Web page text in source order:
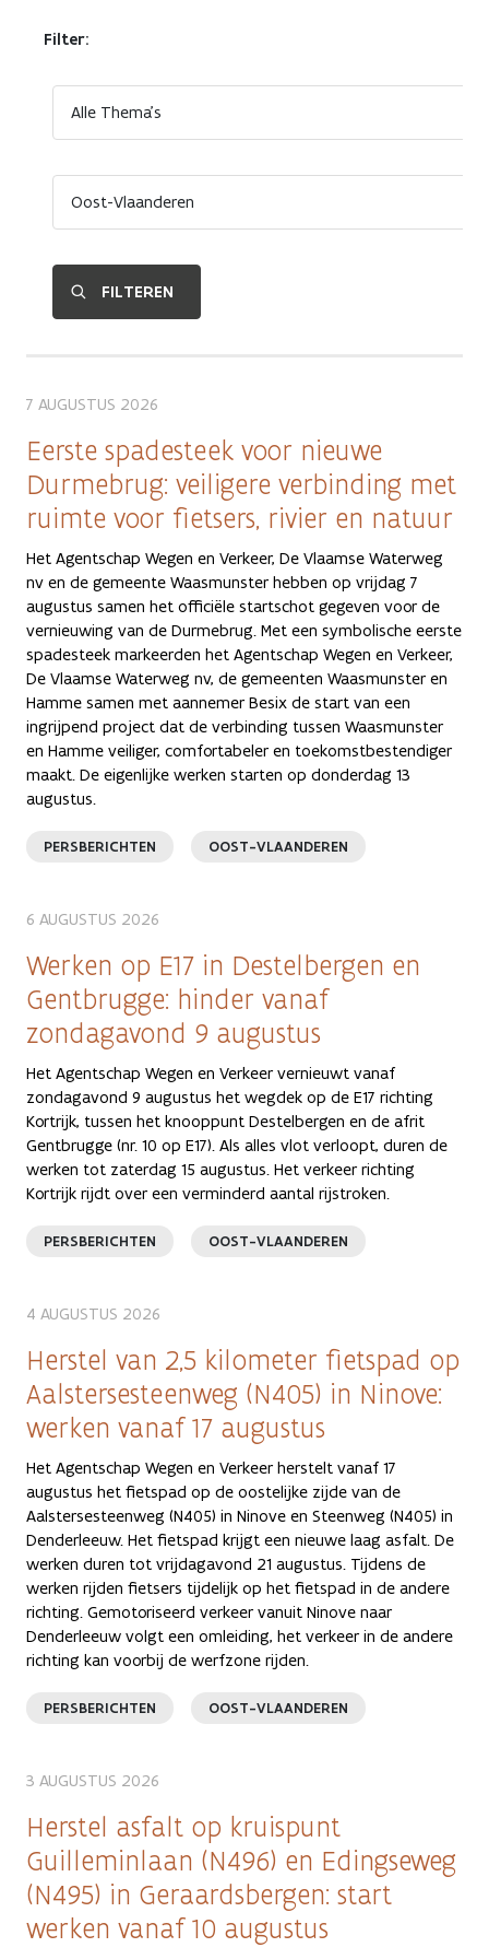
Filter:
7 AUGUSTUS 2026
Eerste spadesteek voor nieuwe
Durmebrug: veiligere verbinding met
ruimte voor fietsers, rivier en natuur
Het Agentschap Wegen en Verkeer, De Vlaamse Waterweg
nv en de gemeente Waasmunster hebben op vrijdag 7
augustus samen het officiële startschot gegeven voor de
vernieuwing van de Durmebrug. Met een symbolische eerste
spadesteek markeerden het Agentschap Wegen en Verkeer,
De Vlaamse Waterweg nv, de gemeenten Waasmunster en
Hamme samen met aannemer Besix de start van een
ingrijpend project dat de verbinding tussen Waasmunster
en Hamme veiliger, comfortabeler en toekomstbestendiger
maakt. De eigenlijke werken starten op donderdag 13
augustus.
PERSBERICHTEN OOST-VLAANDEREN
6 AUGUSTUS 2026
Werken op E17 in Destelbergen en
Gentbrugge: hinder vanaf
zondagavond 9 augustus
Het Agentschap Wegen en Verkeer vernieuwt vanaf
zondagavond 9 augustus het wegdek op de E17 richting
Kortrijk, tussen het knooppunt Destelbergen en de afrit
Gentbrugge (nr. 10 op E17). Als alles vlot verloopt, duren de
werken tot zaterdag 15 augustus. Het verkeer richting
Kortrijk rijdt over een verminderd aantal rijstroken.
PERSBERICHTEN OOST-VLAANDEREN
4 AUGUSTUS 2026
Herstel van 2,5 kilometer fietspad op
Aalstersesteenweg (N405) in Ninove:
werken vanaf 17 augustus
Het Agentschap Wegen en Verkeer herstelt vanaf 17
augustus het fietspad op de oostelijke zijde van de
Aalstersesteenweg (N405) in Ninove en Steenweg (N405) in
Denderleeuw. Het fietspad krijgt een nieuwe laag asfalt. De
werken duren tot vrijdagavond 21 augustus. Tijdens de
werken rijden fietsers tijdelijk op het fietspad in de andere
richting. Gemotoriseerd verkeer vanuit Ninove naar
Denderleeuw volgt een omleiding, het verkeer in de andere
richting kan voorbij de werfzone rijden.
PERSBERICHTEN OOST-VLAANDEREN
3 AUGUSTUS 2026
Herstel asfalt op kruispunt
Guilleminlaan (N496) en Edingseweg
(N495) in Geraardsbergen: start
werken vanaf 10 augustus